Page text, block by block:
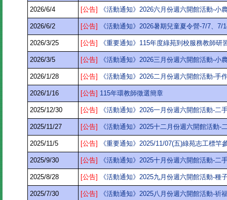
2026/6/4 [公告] 《活動通知》2026六月份週六開館活動-小
2026/6/2 [公告] 《活動通知》2026暑期兒童夏令營-7/7、7/
2026/3/25 [公告] 《重要通知》115年度綠苑到校服務教師研
2026/3/5 [公告] 《活動通知》2026三月份週六開館活動-小
2026/1/28 [公告] 《活動通知》2026二月份週六開館活動-手
2026/1/16 [公告] 115年環教師徵選簡章
2025/12/30 [公告] 《活動通知》2026一月份週六開館活動-二
2025/11/27 [公告] 《活動通知》2025十二月份週六開館活動-
2025/11/5 [公告] 《重要通知》2025/11/07(五)綠苑志工標竿
2025/9/30 [公告] 《活動通知》2025十月份週六開館活動-
2025/8/28 [公告] 《活動通知》2025九月份週六開館活動-種
2025/7/30 [公告] 《活動通知》2025八月份週六開館活動-祈